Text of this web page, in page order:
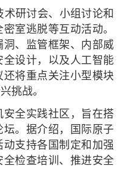
研讨会、小组讨论和
室逃脱等互动活动。
、监管框架、内部威
设计，以及人工智能
将重点关注小型模块
挑战。
全实践社区，旨在搭
。据介绍，国际原子
支持各国制定和加强
全检查培训、推进安全